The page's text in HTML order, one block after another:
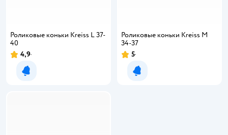
Роликовые коньки Kreiss L 37-
40
4,9
Уведомить о появлении
Роликовые коньки Kreiss M
34-37
5
Уведомить о появлении